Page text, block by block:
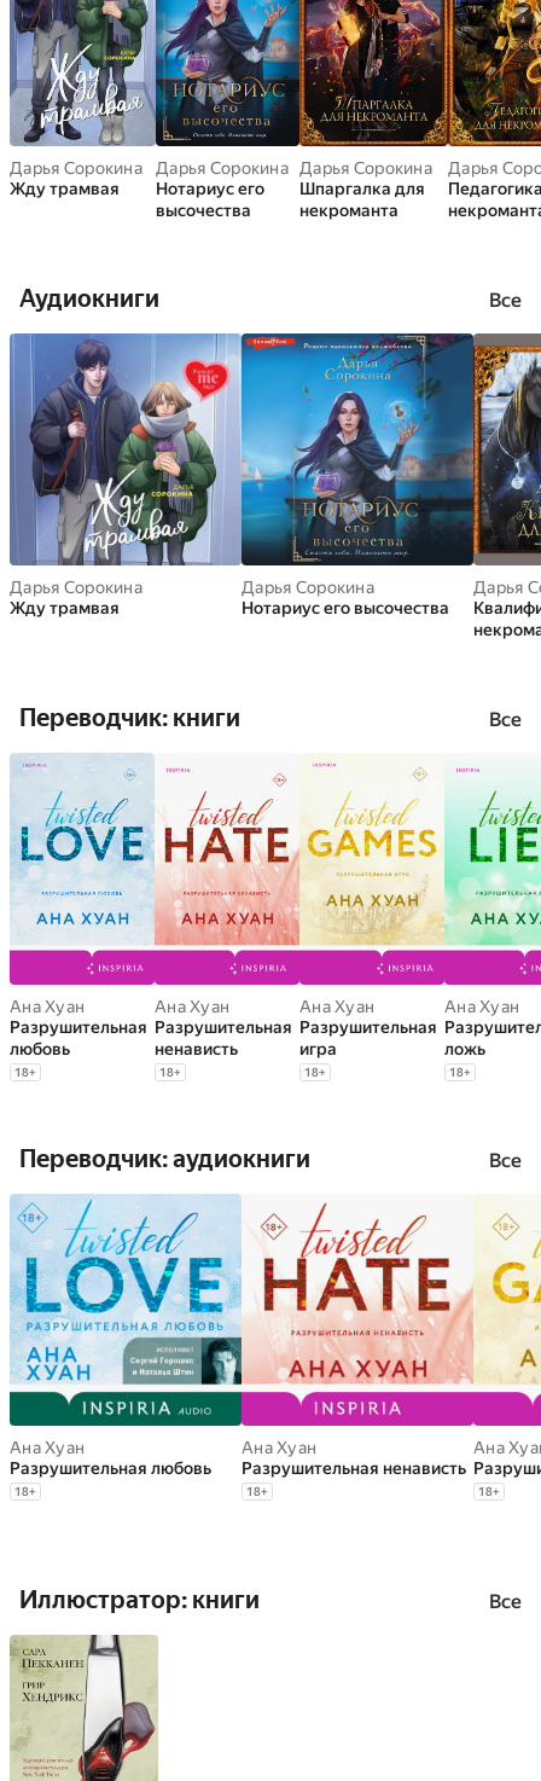
Дарья Сорокина
Жду трамвая
Дарья Сорокина
Нотариус его
высочества
Дарья Сорокина
Шпаргалка для
некроманта
Дарья
Аудиокниги Все
Дарья Сорокина
Жду трамвая
Дарья Сорокина
Нотариус его высочества
Дарья
Переводчик: книги Все
Ана Хуан
Разрушительная
любовь
18+
Ана Хуан
Разрушительная
ненависть
18+
Ана Хуан
Разрушительная
игра
18+
Ана Хуан
ложь
18+
Переводчик: аудиокниги Все
Ана Хуан
Разрушительная любовь
18+
Ана Хуан
Разрушительная ненависть
18+
Ана
18+
Иллюстратор: книги Все